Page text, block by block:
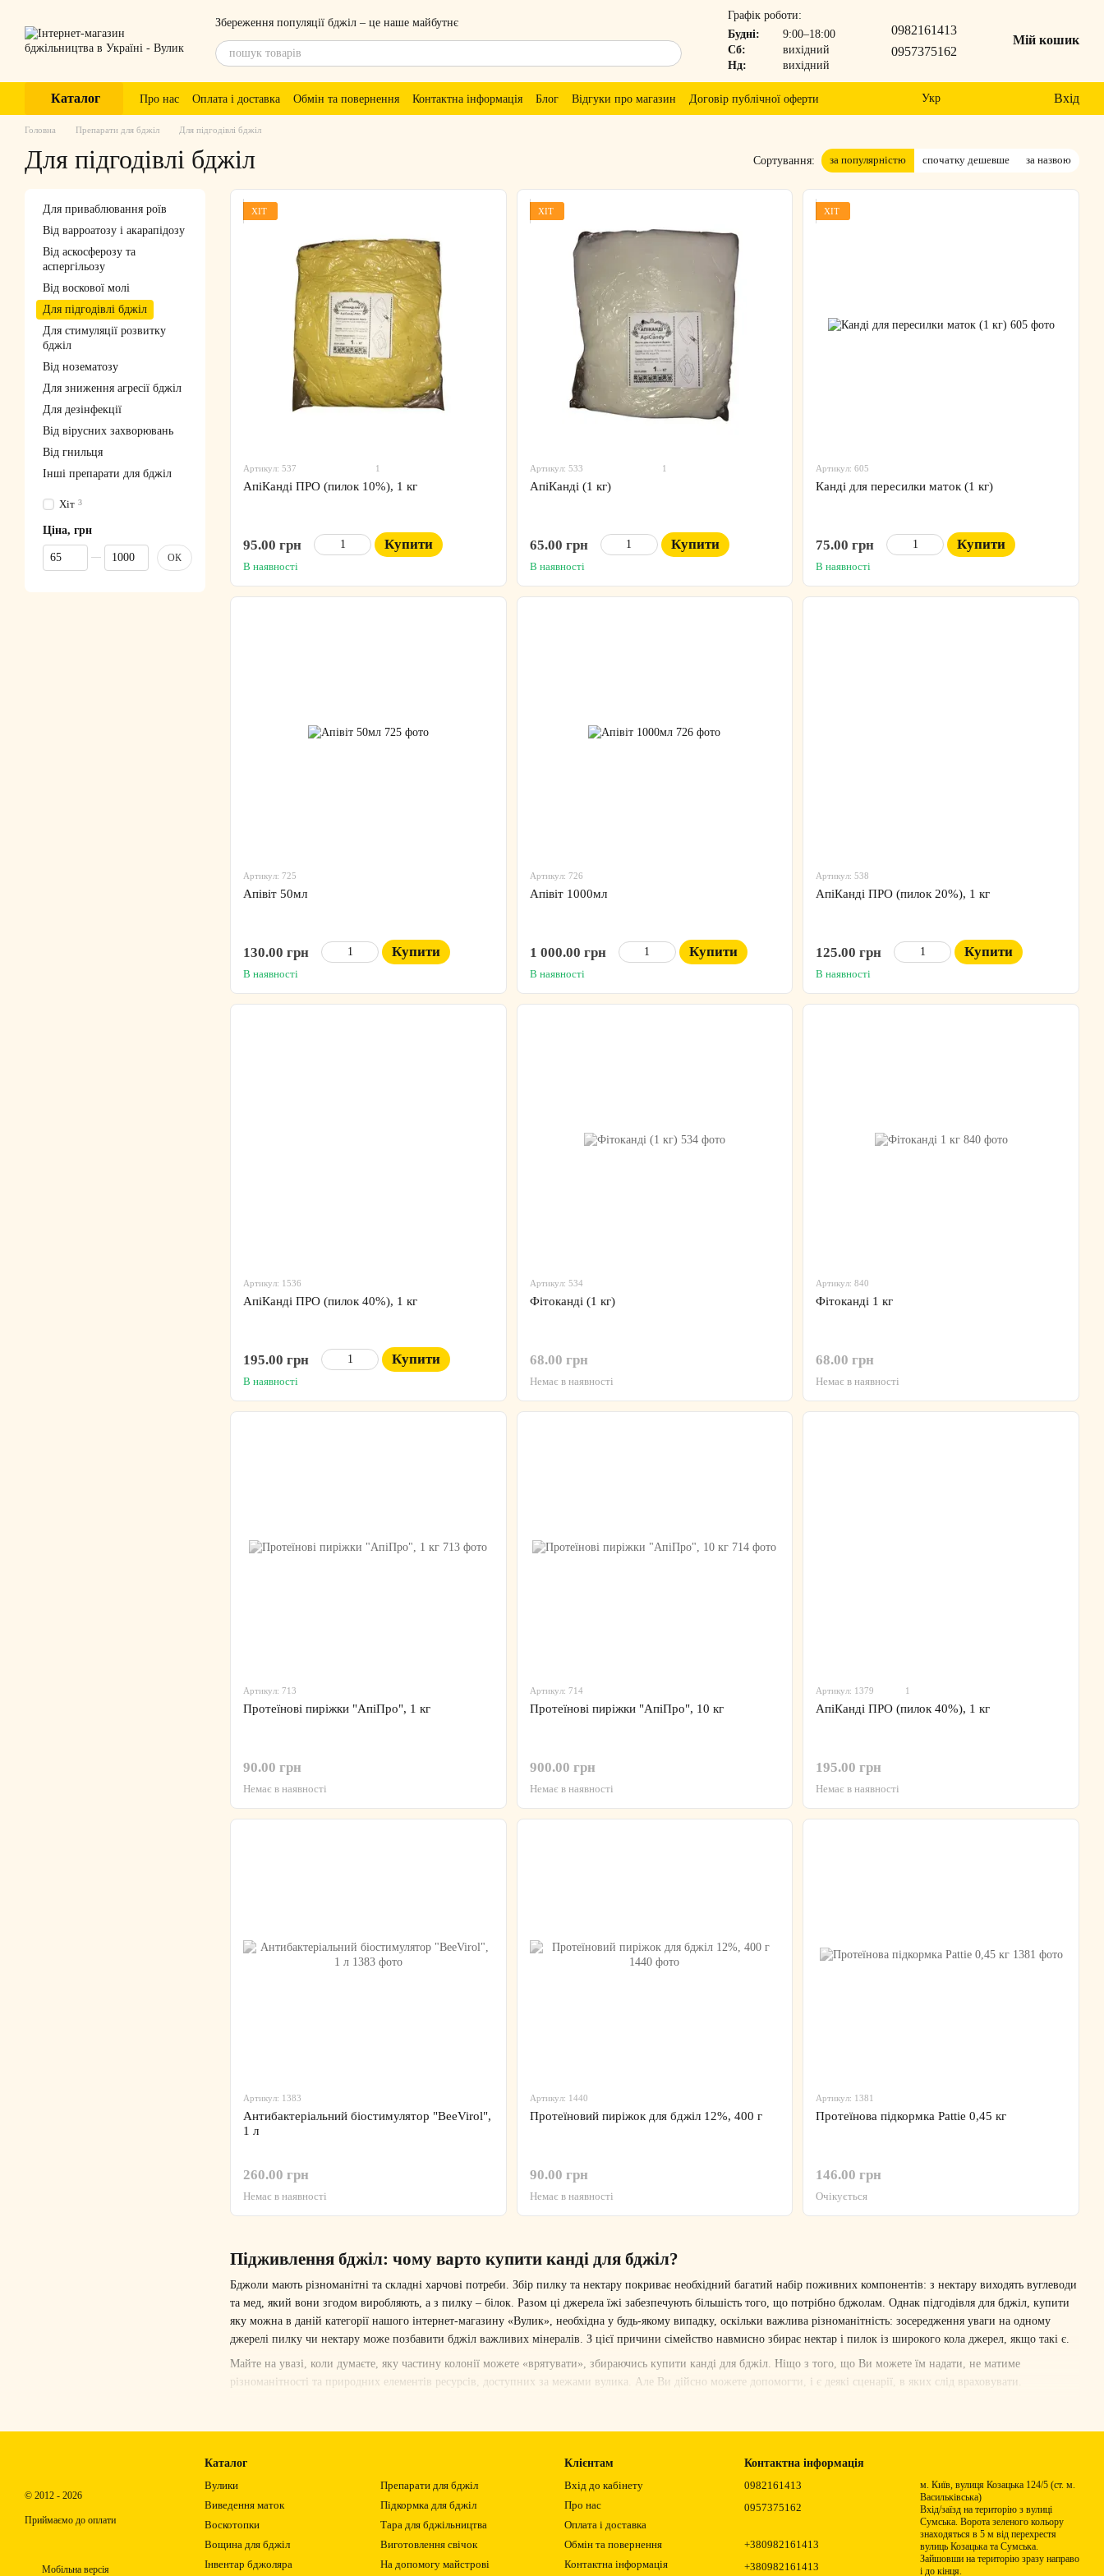
Збереження популяції бджіл – це наше майбутнє
Графік роботи:
Будні:
9:00–18:00
Сб:
вихідний
Нд:
вихідний
0982161413
0957375162
Мій кошик
Каталог Про нас Оплата і доставка Обмін та повернення Контактна інформація Блог Відгуки про магазин Договір публічної оферти Укр Вхід
Головна Препарати для бджіл Для підгодівлі бджіл
Для підгодівлі бджіл Сортування: за популярністю спочатку дешевше за назвою
Підживлення бджіл: чому варто купити канді для бджіл?
Бджоли мають різноманітні та складні харчові потреби. Збір пилку та нектару покриває необхідний багатий набір поживних компонентів: з нектару виходять вуглеводи
та мед, який вони згодом виробляють, а з пилку – білок. Разом ці джерела їжі забезпечують більшість того, що потрібно бджолам. Однак підгодівля для бджіл, купити
яку можна в даній категорії нашого інтернет-магазину «Вулик», необхідна у будь-якому випадку, оскільки важлива різноманітність: зосередження уваги на одному
джерелі пилку чи нектару може позбавити бджіл важливих мінералів. З цієї причини сімейство навмисно збирає нектар і пилок із широкого кола джерел, якщо такі є.
Майте на увазі, коли думаєте, яку частину колонії можете «врятувати», збираючись купити канді для бджіл. Ніщо з того, що Ви можете їм надати, не матиме
різноманітності та природних елементів ресурсів, доступних за межами вулика. Але Ви дійсно можете допомогти, і є деякі сценарії, в яких слід враховувати.
матка – у вулику. Це воно: немає зберігання меду, пилку, нічого такого. Незабаром бджоли організовуються і починають добувати їжу, але це вимагає часу, і доти можна
недостатній підтримки колонії, і тому багато бджолярі встановлюють годівницю у цей час.
Допомогти маленьким колоніям. Так само захоплений рій, ймовірно, є невеликою колонією і не поставляється з будь-якими ресурсами, тому підгодівля бджіл тут також
Вказані вище сценарії відносяться до сімейств, встановлених у новому вулику. На іншому кінці спектру знаходиться вже встановлена колонія, яка пережила зимові
ХІТ
Артикул: 537 1
АпіКанді ПРО (пилок 10%), 1 кг
95.00 грн Купити
В наявності
ХІТ
Артикул: 533 1
АпіКанді (1 кг)
65.00 грн Купити
В наявності
ХІТ
Артикул: 605
Канді для пересилки маток (1 кг)
75.00 грн Купити
В наявності
Артикул: 725
Апівіт 50мл
130.00 грн Купити
В наявності
Артикул: 726
Апівіт 1000мл
1 000.00 грн Купити
В наявності
Артикул: 538
АпіКанді ПРО (пилок 20%), 1 кг
125.00 грн Купити
В наявності
Артикул: 1536
АпіКанді ПРО (пилок 40%), 1 кг
195.00 грн Купити
В наявності
Артикул: 534
Фітоканді (1 кг)
68.00 грн
Немає в наявності
Артикул: 840
Фітоканді 1 кг
68.00 грн
Немає в наявності
Артикул: 713
Протеїнові пиріжки "АпіПро", 1 кг
90.00 грн
Немає в наявності
Артикул: 714
Протеїнові пиріжки "АпіПро", 10 кг
900.00 грн
Немає в наявності
Артикул: 1379 1
АпіКанді ПРО (пилок 40%), 1 кг
195.00 грн
Немає в наявності
Артикул: 1383
Антибактеріальний біостимулятор "BeeVirol",
1 л
260.00 грн
Немає в наявності
Артикул: 1440
Протеїновий пиріжок для бджіл 12%, 400 г
90.00 грн
Немає в наявності
Артикул: 1381
Протеїнова підкормка Pattie 0,45 кг
146.00 грн
Очікується
Для приваблювання роїв
Від варроатозу і акарапідозу
Від аскосферозу та
аспергільозу
Від воскової молі
Для підгодівлі бджіл
Для стимуляції розвитку
бджіл
Від нозематозу
Для зниження агресії бджіл
Для дезінфекції
Від вірусних захворювань
Від гнильця
Інші препарати для бджіл
Хіт 3
Ціна, грн
Від Ціна, грн
До Ціна, грн
ОК
© 2012 - 2026
Приймаємо до оплати
Мобільна версія
Каталог
Вулики
Виведення маток
Воскотопки
Вощина для бджіл
Інвентар бджоляра
Препарати для бджіл
Підкормка для бджіл
Тара для бджільництва
Виготовлення свічок
На допомогу майстрові
Клієнтам
Вхід до кабінету
Про нас
Оплата і доставка
Обмін та повернення
Контактна інформація
Контактна інформація
0982161413
0957375162
+380982161413
+380982161413
м. Київ, вулиця Козацька 124/5 (ст. м.
Васильківська)
Вхід/заїзд на територію з вулиці
Сумська. Ворота зеленого кольору
знаходяться в 5 м від перехрестя
вулиць Козацька та Сумська.
Зайшовши на територію зразу направо
і до кінця.